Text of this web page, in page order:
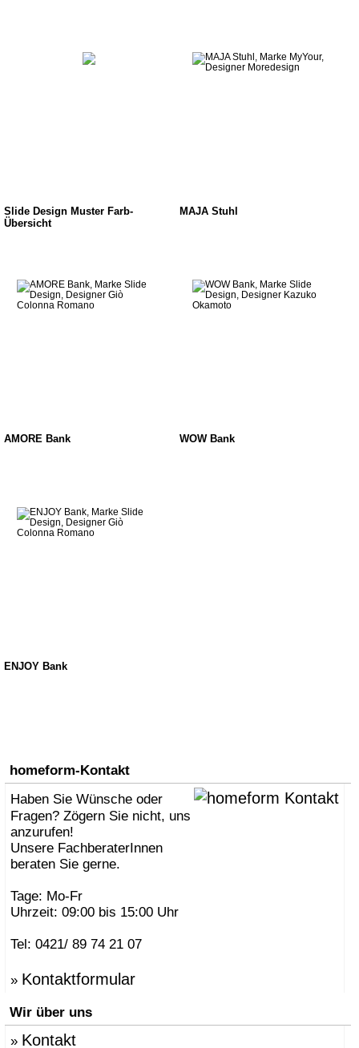
Slide Design Muster Farb-
Übersicht
MAJA Stuhl
AMORE Bank WOW Bank
ENJOY Bank
homeform-Kontakt
Haben Sie Wünsche oder
Fragen? Zögern Sie nicht, uns
anzurufen!
Unsere FachberaterInnen
beraten Sie gerne.
Tage: Mo-Fr
Uhrzeit: 09:00 bis 15:00 Uhr
Tel: 0421/ 89 74 21 07
» Kontaktformular
Wir über uns
» Kontakt